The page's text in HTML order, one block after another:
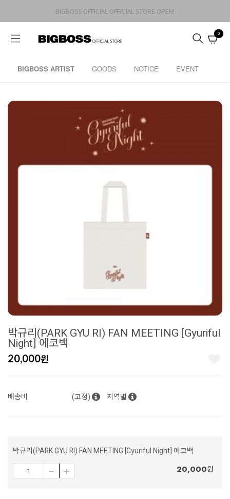
BIGBOSS OFFICIAL OFFICIAL STORE OPEN!
0
BIGBOSS ARTIST GOODS NOTICE EVENT
박규리(PARK GYU RI) FAN MEETING [Gyuriful
Night] 에코백
20,000원
배송비 (고정) 지역별
박규리(PARK GYU RI) FAN MEETING [Gyuriful Night] 에코백
20,000원